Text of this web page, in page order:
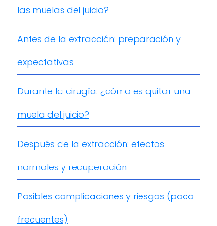
las muelas del juicio?
Antes de la extracción: preparación y
expectativas
Durante la cirugía: ¿cómo es quitar una
muela del juicio?
Después de la extracción: efectos
normales y recuperación
Posibles complicaciones y riesgos (poco
frecuentes)